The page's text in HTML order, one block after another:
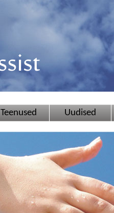
Teenused Uudised